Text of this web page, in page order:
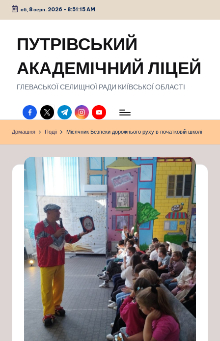
Перейти
сб, 8 серп. 2026 - 8:51:16 AM
ПУТРІВСЬКИЙ
АКАДЕМІЧНИЙ ЛІЦЕЙ
ГЛЕВАСЬКОЇ СЕЛИЩНОЇ РАДИ КИЇВСЬКОЇ ОБЛАСТІ
facebook.com
twitter.com
t.me instagram.com
youtube.com
Домашня Події Місячник Безпеки дорожнього руху в початковій школі